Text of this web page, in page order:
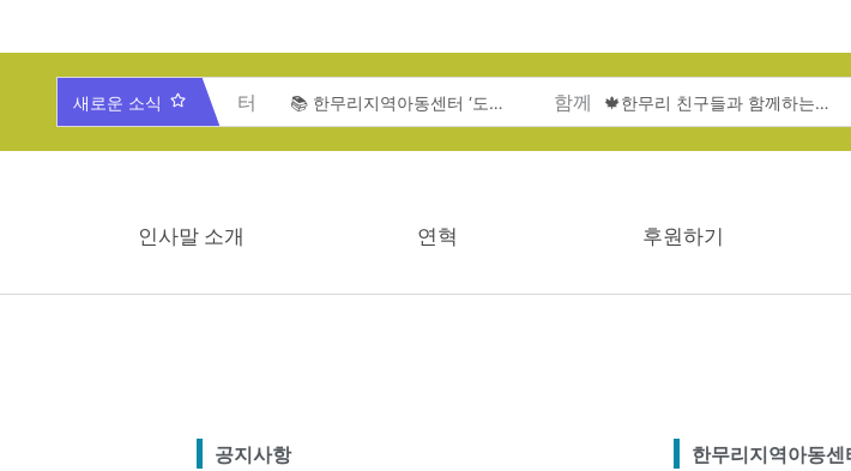
새로운 소식 🎄 2025년 한무리 가족과 함께 하는 송년잔치 🎄 📚 한무리지역아동센터 ‘도서관 개관식’ 안내 🍁한무리 친구들과 함께하는 서울랜드 문화활동
인사말 소개 연혁 후원하기
공지사항 한무리지역아동센